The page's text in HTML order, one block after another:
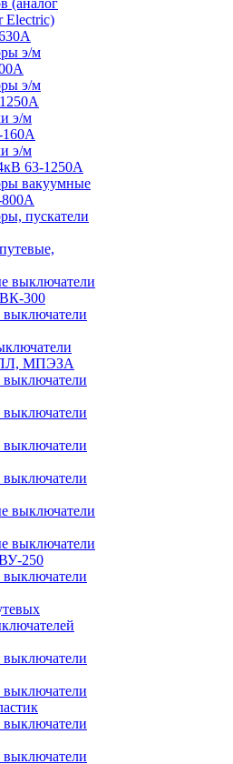
(аналог
Electric)
э/м
э/м
э/м
э/м
63-1250А
вакуумные
пускатели
выключатели
300
МПЭЗА
выключатели
выключатели
250